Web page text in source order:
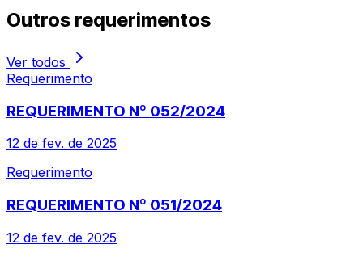
Outros requerimentos
Ver todos
Requerimento
REQUERIMENTO Nº 052/2024
12 de fev. de 2025
Requerimento
REQUERIMENTO Nº 051/2024
12 de fev. de 2025